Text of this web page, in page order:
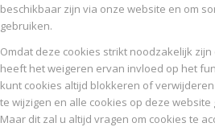
beschikbaar zijn via onze website en om
gebruiken.
Omdat deze cookies strikt noodzakelijk
heeft het weigeren ervan invloed op het
kunt cookies altijd blokkeren of
te wijzigen en alle cookies op deze
Maar dit zal u altijd vragen om cookies te